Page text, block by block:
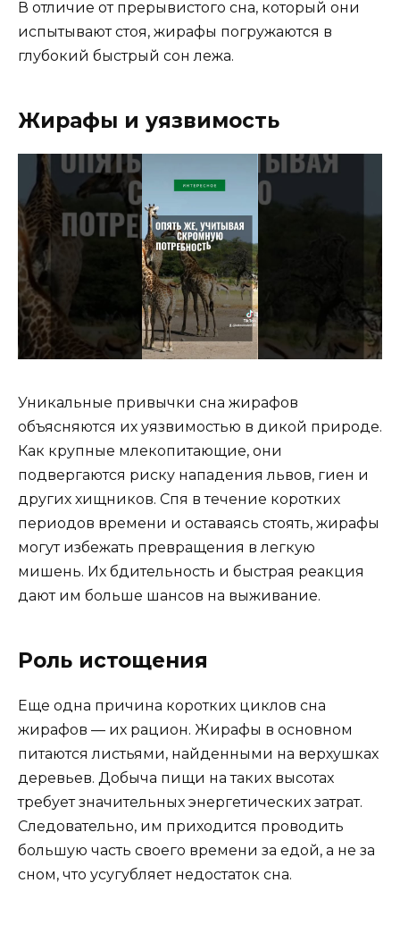
В отличие от прерывистого сна, который они
испытывают стоя, жирафы погружаются в
глубокий быстрый сон лежа.
Жирафы и уязвимость
Уникальные привычки сна жирафов
объясняются их уязвимостью в дикой природе.
Как крупные млекопитающие, они
подвергаются риску нападения львов, гиен и
других хищников. Спя в течение коротких
периодов времени и оставаясь стоять, жирафы
могут избежать превращения в легкую
мишень. Их бдительность и быстрая реакция
дают им больше шансов на выживание.
Роль истощения
Еще одна причина коротких циклов сна
жирафов — их рацион. Жирафы в основном
питаются листьями, найденными на верхушках
деревьев. Добыча пищи на таких высотах
требует значительных энергетических затрат.
Следовательно, им приходится проводить
большую часть своего времени за едой, а не за
сном, что усугубляет недостаток сна.